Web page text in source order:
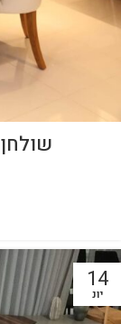
14
יונ